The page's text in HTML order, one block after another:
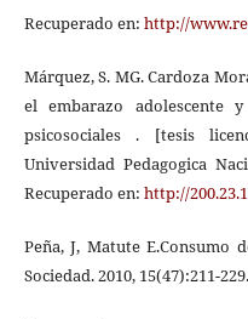
Recuperado en: http://
Márquez, S. MG. Cardoza
el embarazo adolescente
psicosociales . [tesis
Universidad Pedagogica
Recuperado en: http://
Peña, J, Matute E.Consumo
Sociedad. 2010, 15(47):211-229.